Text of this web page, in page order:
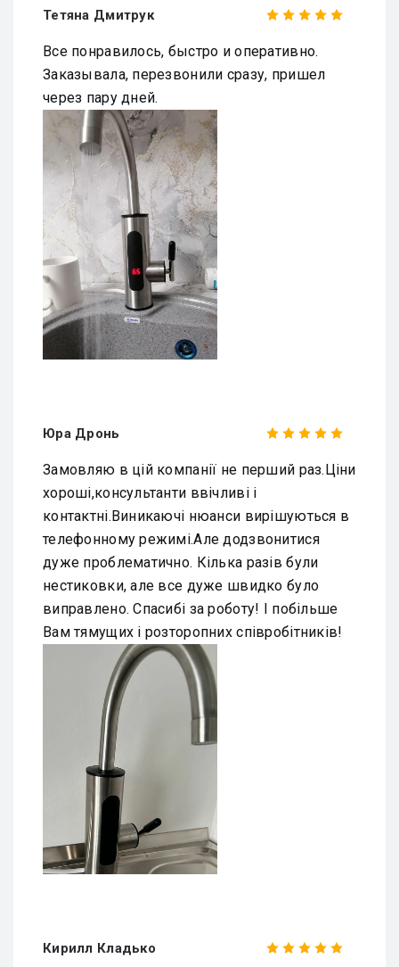
Тетяна Дмитрук
Все понравилось, быстро и оперативно.
Заказывала, перезвонили сразу, пришел
через пару дней.
Юра Дронь
Замовляю в цій компанії не перший раз.Ціни
хороші,консультанти ввічливі і
контактні.Виникаючі нюанси вирішуються в
телефонному режимі.Але додзвонитися
дуже проблематично. Кілька разів були
нестиковки, але все дуже швидко було
виправлено. Спасибі за роботу! І побільше
Вам тямущих і розторопних співробітників!
Кирилл Кладько